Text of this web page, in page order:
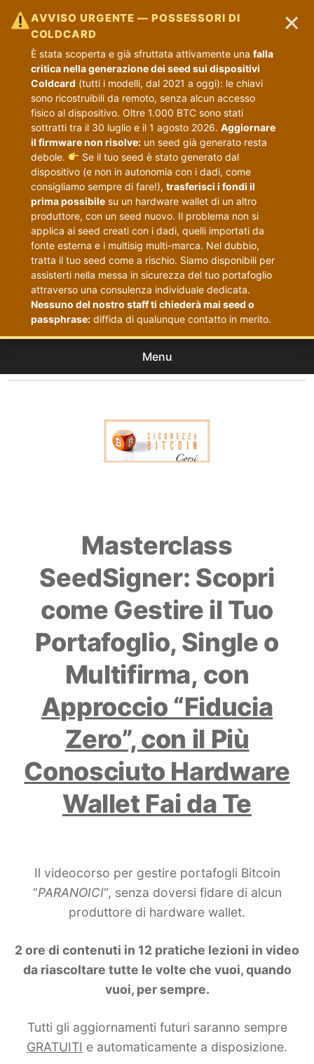
AVVISO URGENTE — POSSESSORI DI
COLDCARD
È stata scoperta e già sfruttata attivamente una falla
critica nella generazione dei seed sui dispositivi
Coldcard (tutti i modelli, dal 2021 a oggi): le chiavi
sono ricostruibili da remoto, senza alcun accesso
fisico al dispositivo. Oltre 1.000 BTC sono stati
sottratti tra il 30 luglio e il 1 agosto 2026. Aggiornare
il firmware non risolve:un seed già generato resta
debole.
Se il tuo seed è stato generato dal
dispositivo (e non in autonomia con i dadi, come
consigliamo sempre di fare!), trasferisci i fondi il
prima possibilesu un hardware wallet di un altro
produttore, con un seed nuovo. Il problema non si
applica ai seed creati con i dadi, quelli importati da
fonte esterna e i multisig multi-marca. Nel dubbio,
tratta il tuo seed come a rischio. Siamo disponibili per
assisterti nella messa in sicurezza del tuo portafoglio
attraverso una consulenza individuale dedicata.
Nessuno del nostro staff ti chiederà mai seed o
passphrase:diffida di qualunque contatto in merito.
×
Menu
Masterclass
SeedSigner: Scopri
come Gestire il Tuo
Portafoglio, Single o
Multifirma, con
Approccio “Fiducia
Zero”, con il Più
Conosciuto Hardware
Wallet Fai da Te
Il videocorso per gestire portafogli Bitcoin
“PARANOICI“, senza doversi fidare di alcun
produttore di hardware wallet.
2 ore di contenuti in 12 pratiche lezioni in video
da riascoltare tutte le volte che vuoi, quando
vuoi, per sempre.
Tutti gli aggiornamenti futuri saranno sempre
GRATUITI e automaticamente a disposizione.